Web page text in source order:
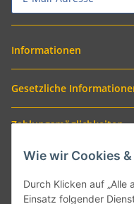
Informationen
Gesetzliche
Zahlungsmöglichkeiten
Wie wir Cookies
Durch Klicken auf „Alle
Einsatz folgender